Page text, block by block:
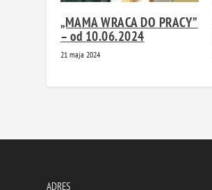
„MAMA WRACA DO PRACY”
– od 10.06.2024
21 maja 2024
ADRES